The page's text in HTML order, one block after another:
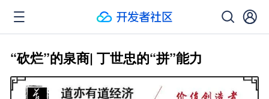
“砍烂”的泉商| 丁世忠的“拼”能力